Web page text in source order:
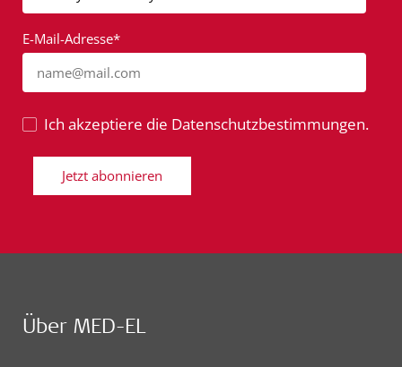
E-Mail-Adresse*
name@mail.com
Ich akzeptiere die Datenschutzbestimmungen.
Jetzt abonnieren
Über MED-EL